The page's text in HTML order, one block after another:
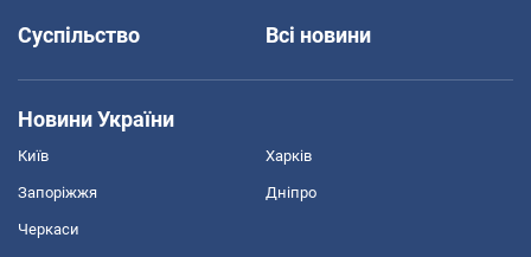
Суспільство
Всі новини
Новини України
Київ Харків
Запоріжжя Дніпро
Черкаси